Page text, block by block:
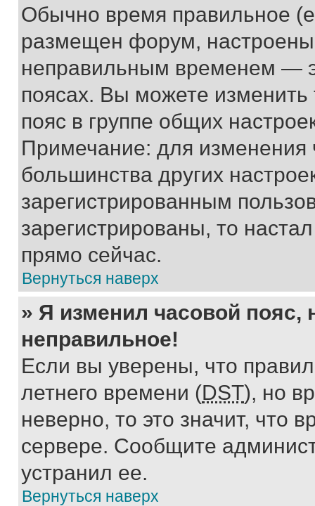
Обычно время правильное
размещен форум, настроены
неправильным временем —
поясах. Вы можете изменить
пояс в группе общих
Примечание: для изменения
большинства других
зарегистрированным
зарегистрированы, то
прямо сейчас.
Вернуться наверх
» Я изменил часовой пояс,
неправильное!
Если вы уверены, что
летнего времени (DST), но
неверно, то это значит, что
сервере. Сообщите
устранил ее.
Вернуться наверх